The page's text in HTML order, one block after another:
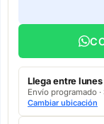
Llega entre
Envío programado ·
Cambiar ubicación